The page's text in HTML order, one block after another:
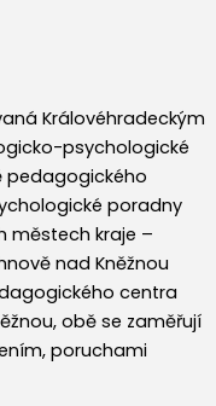
Královéhradeckým
psychologické
pedagogického
poradny
městech kraje –
nad Kněžnou
centra
obě se zaměřují
poruchami